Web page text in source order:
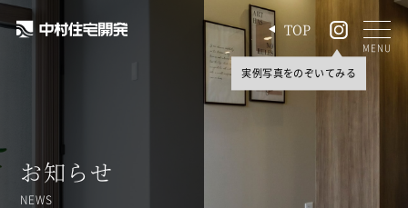
TOP
MENU
お知らせ
NEWS